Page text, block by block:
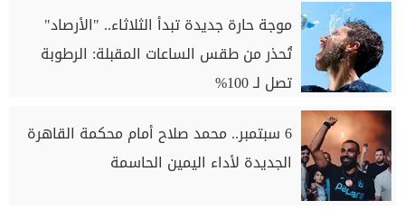
موجة حارة جديدة تبدأ الثلاثاء.. "الأرصاد"
تُحذر من طقس الساعات المقبلة: الرطوبة
تصل لـ 100%
6 سبتمبر.. محمد صلاح أمام محكمة القاهرة
الجديدة لأداء اليمين الحاسمة